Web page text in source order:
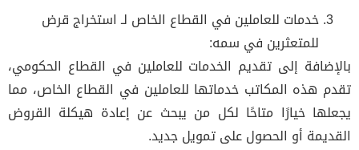
خدمات للعاملين في القطاع الخاص لـ استخراج قرض
للمتعثرين في سمه:
بالإضافة إلى تقديم الخدمات للعاملين في القطاع الحكومي،
تقدم هذه المكاتب خدماتها للعاملين في القطاع الخاص، مما
يجعلها خيارًا متاحًا لكل من يبحث عن إعادة هيكلة القروض
القديمة أو الحصول على تمويل جديد.